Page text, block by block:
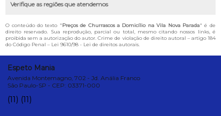
Verifique as regiões que atendemos
O conteúdo do texto "Preços de Churrascos a Domicílio na Vila Nova Parada" é de
direito reservado. Sua reprodução, parcial ou total, mesmo citando nossos links, é
proibida sem a autorização do autor. Crime de violação de direito autoral – artigo 184
do Código Penal – Lei 9610/98 - Lei de direitos autorais.
Espeto Mania
Avenida Montemagno, 702 - Jd. Anália Franco
São Paulo-SP - CEP: 03371-000
(11) (11)